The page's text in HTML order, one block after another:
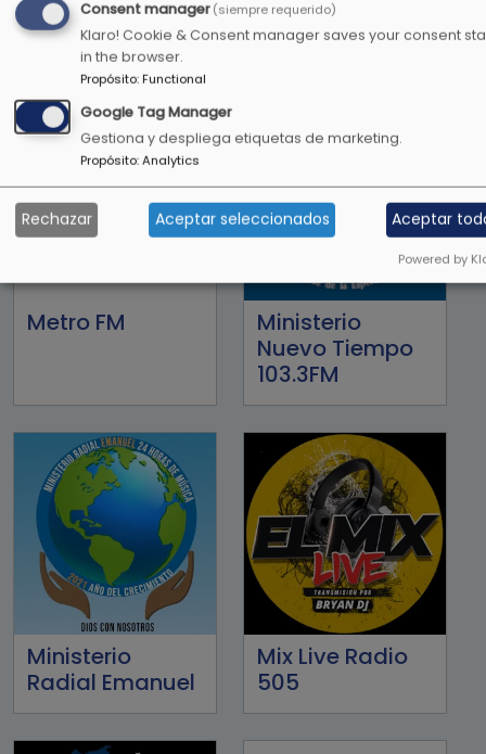
MC Radio
Nicaragua
MCN RADIO
106.7FM
Metro FM
Ministerio
Nuevo Tiempo
103.3FM
Ministerio
Radial Emanuel
Mix Live Radio
505
Consent manager(siempre requerido)
Klaro! Cookie & Consent manager saves your consent
in the browser.
Propósito:Functional
Google Tag Manager
Gestiona y despliega etiquetas de marketing.
Propósito:Analytics
Rechazar Aceptar seleccionados Aceptar
Powered by